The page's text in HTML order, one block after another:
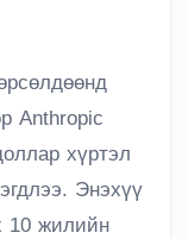
Anthropic
хүртэл
Энэхүү
10 жилийн